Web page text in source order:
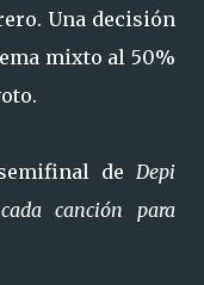
Una decisión
mixto al 50%
de Depi
canción para